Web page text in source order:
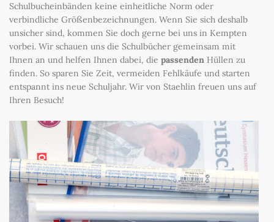
Schulbucheinbänden keine einheitliche Norm oder
verbindliche Größenbezeichnungen. Wenn Sie sich deshalb
unsicher sind, kommen Sie doch gerne bei uns in Kempten
vorbei. Wir schauen uns die Schulbücher gemeinsam mit
Ihnen an und helfen Ihnen dabei, die passenden Hüllen zu
finden. So sparen Sie Zeit, vermeiden Fehlkäufe und starten
entspannt ins neue Schuljahr. Wir von Staehlin freuen uns auf
Ihren Besuch!